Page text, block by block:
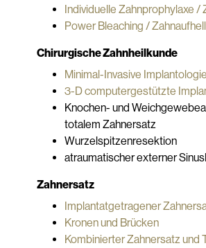
Individuelle Zahnprophylaxe /
Power Bleaching /
Chirurgische Zahnheilkunde
Minimal-Invasive Implantologie
3-D computergestützte
Knochen- und
totalem Zahnersatz
Wurzelspitzenresektion
atraumatischer externer
Zahnersatz
Implantatgetragener
Kronen und Brücken
Kombinierter Zahnersatz und